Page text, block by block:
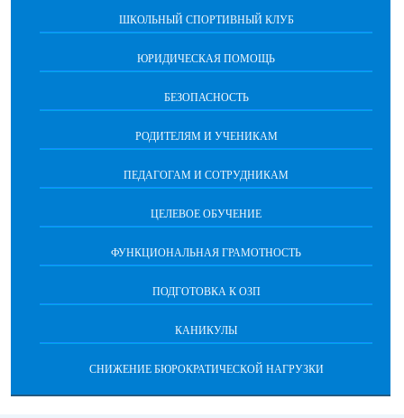
ШКОЛЬНЫЙ СПОРТИВНЫЙ КЛУБ
ЮРИДИЧЕСКАЯ ПОМОЩЬ
БЕЗОПАСНОСТЬ
РОДИТЕЛЯМ И УЧЕНИКАМ
ПЕДАГОГАМ И СОТРУДНИКАМ
ЦЕЛЕВОЕ ОБУЧЕНИЕ
ФУНКЦИОНАЛЬНАЯ ГРАМОТНОСТЬ
ПОДГОТОВКА К ОЗП
КАНИКУЛЫ
СНИЖЕНИЕ БЮРОКРАТИЧЕСКОЙ НАГРУЗКИ